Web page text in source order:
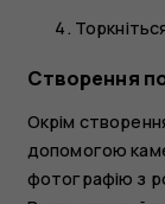
Створення
Окрім
допомогою
фотографію з